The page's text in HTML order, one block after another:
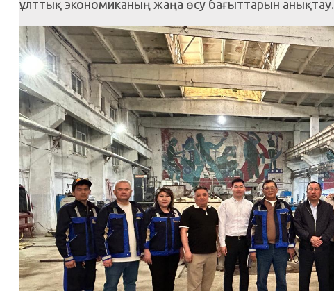
ұлттық экономиканың жаңа өсу бағыттарын анықтау.